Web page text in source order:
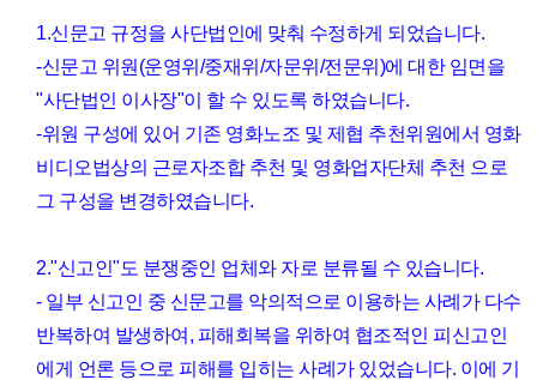
1.신문고 규정을 사단법인에 맞춰 수정하게 되었습니다.
-신문고 위원(운영위/중재위/자문위/전문위)에 대한 임면을
"사단법인 이사장"이 할 수 있도록 하였습니다.
-위원 구성에 있어 기존 영화노조 및 제협 추천위원에서 영화
비디오법상의 근로자조합 추천 및 영화업자단체 추천 으로
그 구성을 변경하였습니다.
2."신고인"도 분쟁중인 업체와 자로 분류될 수 있습니다.
- 일부 신고인 중 신문고를 악의적으로 이용하는 사례가 다수
반복하여 발생하여, 피해회복을 위하여 협조적인 피신고인
에게 언론 등으로 피해를 입히는 사례가 있었습니다. 이에 기